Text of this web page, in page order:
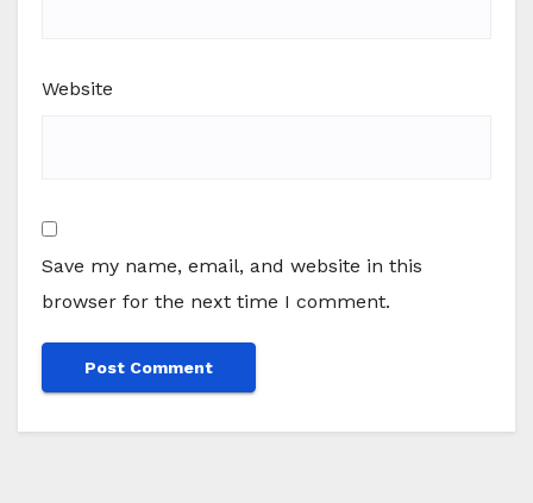
Website
Save my name, email, and website in this
browser for the next time I comment.